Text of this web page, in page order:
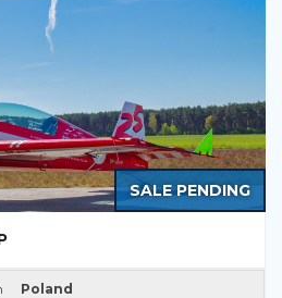
SALE PENDING
Poland